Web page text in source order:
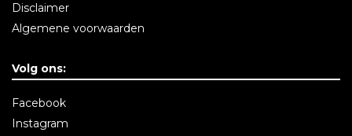
Disclaimer
Algemene voorwaarden
Volg ons:
Facebook
Instagram